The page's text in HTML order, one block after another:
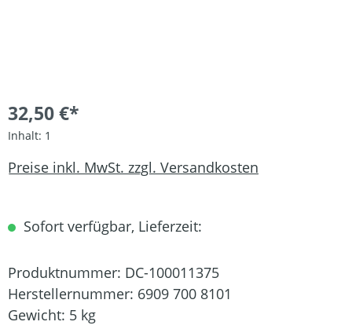
32,50 €*
Inhalt: 1
Preise inkl. MwSt. zzgl. Versandkosten
Sofort verfügbar, Lieferzeit:
Produktnummer: DC-100011375
Herstellernummer: 6909 700 8101
Gewicht: 5 kg